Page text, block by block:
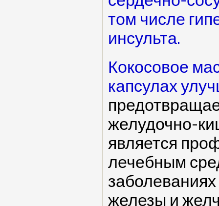
том числе
инсульта.
Кокосовое
капсулах
желудочно-
является
лечебным
железы и